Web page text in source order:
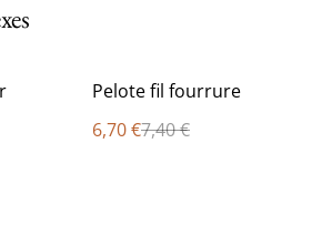
%
Pelote fil fourrure
6,70 €7,40 €